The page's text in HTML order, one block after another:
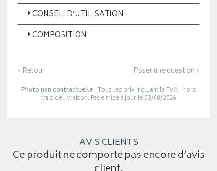
CONSEIL D’UTILISATION
COMPOSITION
‹ Retour Poser une question ›
Photo non contractuelle- Tous les prix incluent la TVA - hors
frais de livraison. Page mise à jour le 03/08/2026
AVIS CLIENTS
Ce produit ne comporte pas encore d’avis